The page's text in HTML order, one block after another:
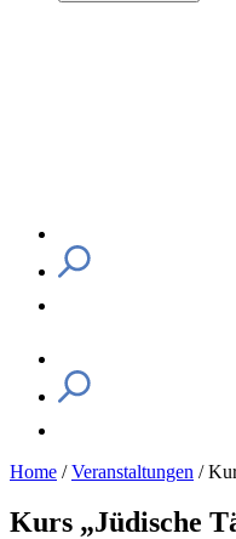
Home /Veranstaltungen /
Kurs „Jüdische